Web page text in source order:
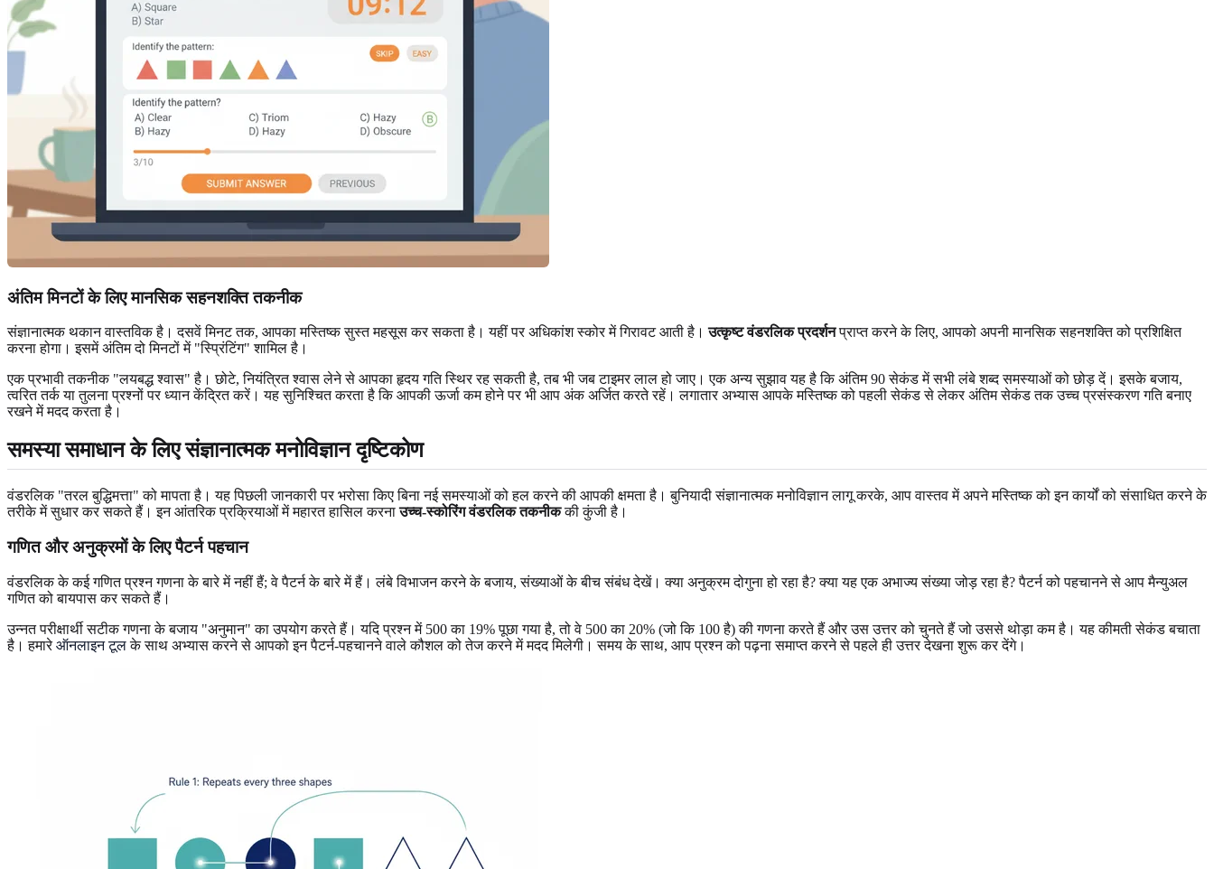
अंतिम मिनटों के लिए मानसिक सहनशक्ति तकनीक
संज्ञानात्मक थकान वास्तविक है। दसवें मिनट तक, आपका मस्तिष्क सुस्त महसूस कर सकता है। यहीं पर अधिकांश स्कोर में गिरावट आती है।उत्कृष्ट वंडरलिक प्रदर्शनप्राप्त करने के लिए, आपको अपनी मानसिक सहनशक्ति को प्रशिक्षित
करना होगा। इसमें अंतिम दो मिनटों में "स्प्रिंटिंग" शामिल है।
एक प्रभावी तकनीक "लयबद्ध श्वास" है। छोटे, नियंत्रित श्वास लेने से आपका हृदय गति स्थिर रह सकती है, तब भी जब टाइमर लाल हो जाए। एक अन्य सुझाव यह है कि अंतिम 90 सेकंड में सभी लंबे शब्द समस्याओं को छोड़ दें। इसके बजाय,
त्वरित तर्क या तुलना प्रश्नों पर ध्यान केंद्रित करें। यह सुनिश्चित करता है कि आपकी ऊर्जा कम होने पर भी आप अंक अर्जित करते रहें। लगातार अभ्यास आपके मस्तिष्क को पहली सेकंड से लेकर अंतिम सेकंड तक उच्च प्रसंस्करण गति बनाए
रखने में मदद करता है।
समस्या समाधान के लिए संज्ञानात्मक मनोविज्ञान दृष्टिकोण
वंडरलिक "तरल बुद्धिमत्ता" को मापता है। यह पिछली जानकारी पर भरोसा किए बिना नई समस्याओं को हल करने की आपकी क्षमता है। बुनियादी संज्ञानात्मक मनोविज्ञान लागू करके, आप वास्तव में अपने मस्तिष्क को इन कार्यों को संसाधित करने के
तरीके में सुधार कर सकते हैं। इन आंतरिक प्रक्रियाओं में महारत हासिल करनाउच्च-स्कोरिंग वंडरलिक तकनीककी कुंजी है।
गणित और अनुक्रमों के लिए पैटर्न पहचान
वंडरलिक के कई गणित प्रश्न गणना के बारे में नहीं हैं; वे पैटर्न के बारे में हैं। लंबे विभाजन करने के बजाय, संख्याओं के बीच संबंध देखें। क्या अनुक्रम दोगुना हो रहा है? क्या यह एक अभाज्य संख्या जोड़ रहा है? पैटर्न को पहचानने से आप मैन्युअल
गणित को बायपास कर सकते हैं।
उन्नत परीक्षार्थी सटीक गणना के बजाय "अनुमान" का उपयोग करते हैं। यदि प्रश्न में 500 का 19% पूछा गया है, तो वे 500 का 20% (जो कि 100 है) की गणना करते हैं और उस उत्तर को चुनते हैं जो उससे थोड़ा कम है। यह कीमती सेकंड बचाता
है। हमारेऑनलाइन टूलके साथ अभ्यास करने से आपको इन पैटर्न-पहचानने वाले कौशल को तेज करने में मदद मिलेगी। समय के साथ, आप प्रश्न को पढ़ना समाप्त करने से पहले ही उत्तर देखना शुरू कर देंगे।